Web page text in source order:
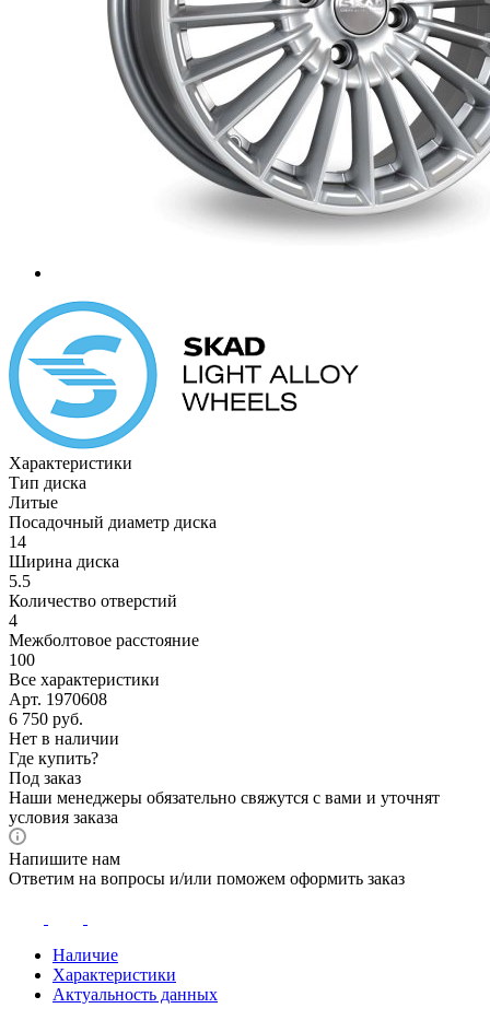
Характеристики
Тип диска
Литые
Посадочный диаметр диска
14
Ширина диска
5.5
Количество отверстий
4
Межболтовое расстояние
100
Все характеристики
Арт. 1970608
6 750 руб.
Нет в наличии
Где купить?
Под заказ
Наши менеджеры обязательно свяжутся с вами и уточнят
условия заказа
Напишите нам
Ответим на вопросы и/или поможем оформить заказ
Наличие
Характеристики
Актуальность данных